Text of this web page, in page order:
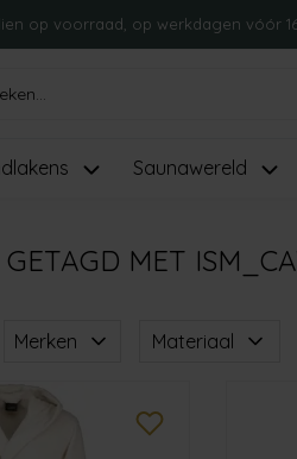
op voorraad, op werkdagen vóór
Saunawereld
GETAGD MET
Merken Materiaal